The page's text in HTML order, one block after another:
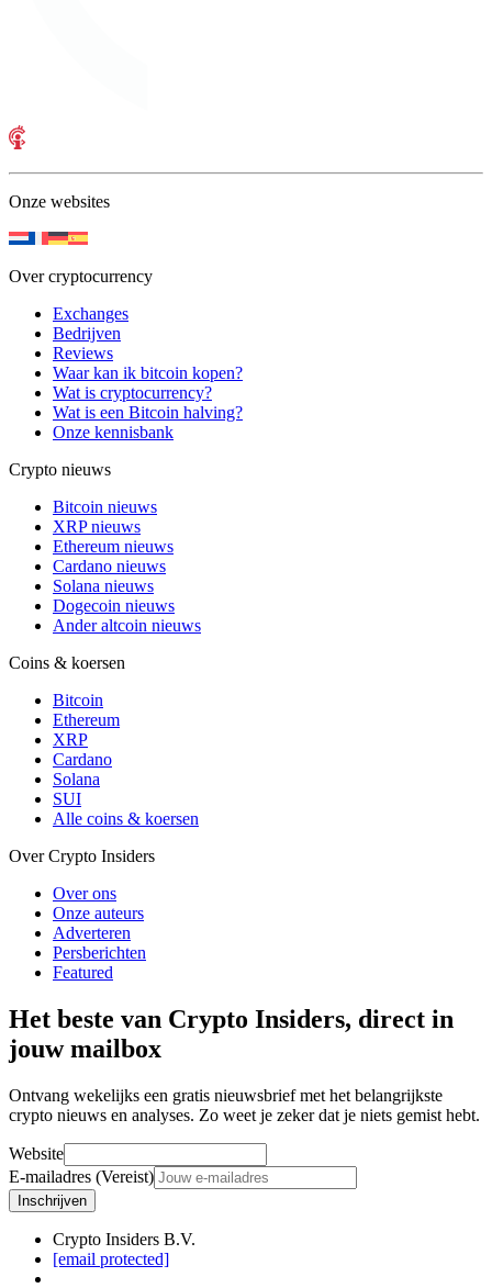
Onze websites
Over cryptocurrency
Exchanges
Bedrijven
Reviews
Waar kan ik bitcoin kopen?
Wat is cryptocurrency?
Wat is een Bitcoin halving?
Onze kennisbank
Crypto nieuws
Bitcoin nieuws
XRP nieuws
Ethereum nieuws
Cardano nieuws
Solana nieuws
Dogecoin nieuws
Ander altcoin nieuws
Coins & koersen
Bitcoin
Ethereum
XRP
Cardano
Solana
SUI
Alle coins & koersen
Over Crypto Insiders
Over ons
Onze auteurs
Adverteren
Persberichten
Featured
Het beste van Crypto Insiders, direct in
jouw mailbox
Ontvang wekelijks een gratis nieuwsbrief met het belangrijkste
crypto nieuws en analyses. Zo weet je zeker dat je niets gemist hebt.
Website
E-mailadres (Vereist)
Inschrijven
Crypto Insiders B.V.
[email protected]